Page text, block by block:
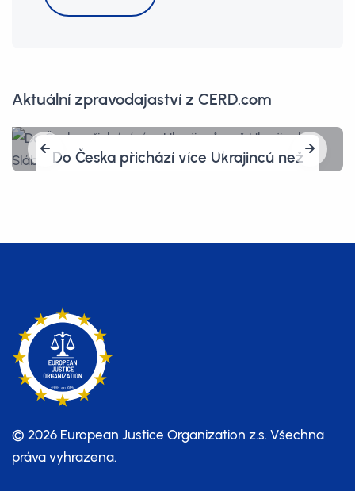
Aktuální zpravodajaství z CERD.com
Do Česka přichází více Ukrajinců než
© 2026 European Justice Organization z.s. Všechna
práva vyhrazena.